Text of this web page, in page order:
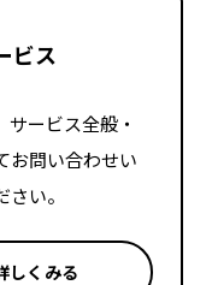
ビス
ービス全般・
お問い合わせい
い。
しくみる